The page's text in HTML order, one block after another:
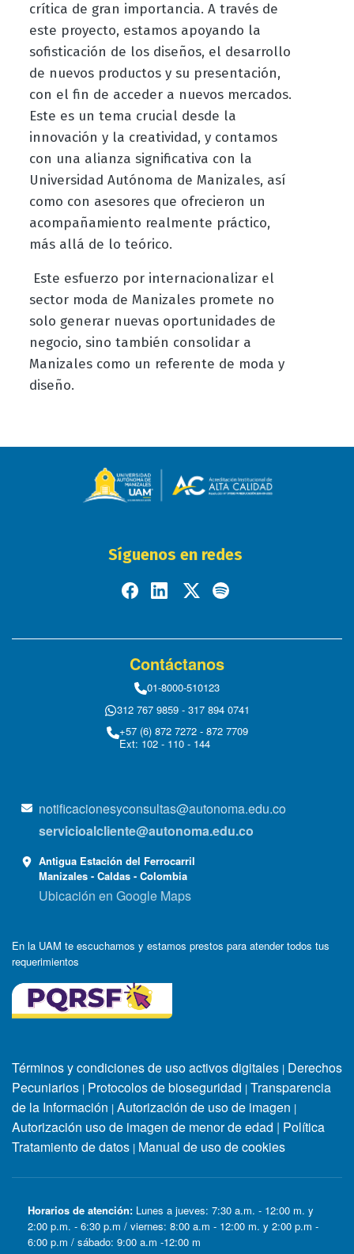
crítica de gran importancia. A través de
este proyecto, estamos apoyando la
sofisticación de los diseños, el desarrollo
de nuevos productos y su presentación,
con el fin de acceder a nuevos mercados.
Este es un tema crucial desde la
innovación y la creatividad, y contamos
con una alianza significativa con la
Universidad Autónoma de Manizales, así
como con asesores que ofrecieron un
acompañamiento realmente práctico,
más allá de lo teórico.
Este esfuerzo por internacionalizar el
sector moda de Manizales promete no
solo generar nuevas oportunidades de
negocio, sino también consolidar a
Manizales como un referente de moda y
diseño.
Síguenos en redes
Contáctanos
01-8000-510123
312 767 9859 - 317 894 0741
+57 (6) 872 7272 - 872 7709
Ext: 102 - 110 - 144
notificacionesyconsultas@autonoma.edu.co
servicioalcliente@autonoma.edu.co
Antigua Estación del Ferrocarril
Manizales - Caldas - Colombia
Ubicación en Google Maps
En la UAM te escuchamos y estamos prestos para atender todos tus
requerimientos
Términos y condiciones de uso activos digitales | Derechos
Pecuniarios | Protocolos de bioseguridad | Transparencia
de la Información | Autorización de uso de imagen |
Autorización uso de imagen de menor de edad | Política
Tratamiento de datos | Manual de uso de cookies
Horarios de atención: Lunes a jueves: 7:30 a.m. - 12:00 m. y
2:00 p.m. - 6:30 p.m / viernes: 8:00 a.m - 12:00 m. y 2:00 p.m -
6:00 p.m / sábado: 9:00 a.m -12:00 m